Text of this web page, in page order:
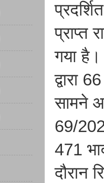
प्राप्त
गया
द्वारा
सामने
69/
471
दौरान